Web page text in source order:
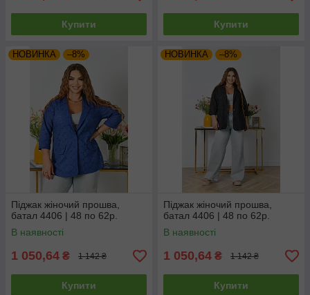
Купити Купити
НОВИНКА –8%
Піджак жіночий прошва,
батал 4406 | 48 по 62р.
В наявності
1 050,64 ₴ 1 142 ₴
Купити
НОВИНКА –8%
Піджак жіночий прошва,
батал 4406 | 48 по 62р.
В наявності
1 050,64 ₴ 1 142 ₴
Купити